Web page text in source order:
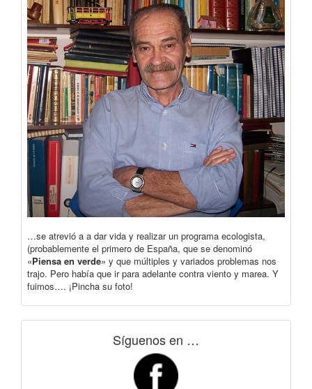
…se atrevió a a dar vida y realizar un programa ecologista,
(probablemente el primero de España, que se denominó
«Piensa en verde» y que múltiples y variados problemas nos
trajo. Pero había que ir para adelante contra viento y marea. Y
fuimos…. ¡Pincha su foto!
Síguenos en …